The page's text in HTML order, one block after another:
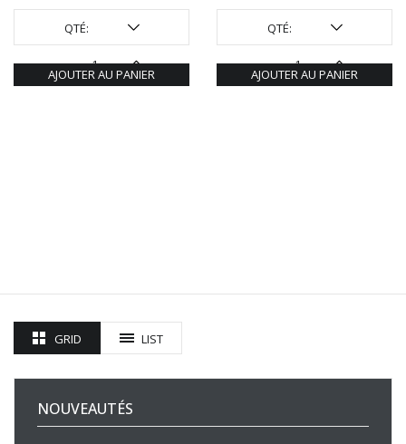
QTÉ:
AJOUTER AU PANIER
QTÉ:
AJOUTER AU PANIER
GRID LIST
NOUVEAUTÉS